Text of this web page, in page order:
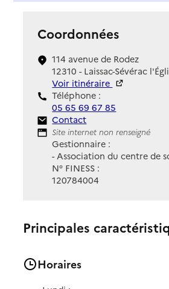
Coordonnées
114 avenue de Rodez
12310 - Laissac-Sévérac
Voir itinéraire
Téléphone :
05 65 69 67 85
Contact
Contact
Site Internet
Site internet non renseigné
Gestionnaire :
- Association du centre de
N° FINESS :
120784004
Principales
Horaires